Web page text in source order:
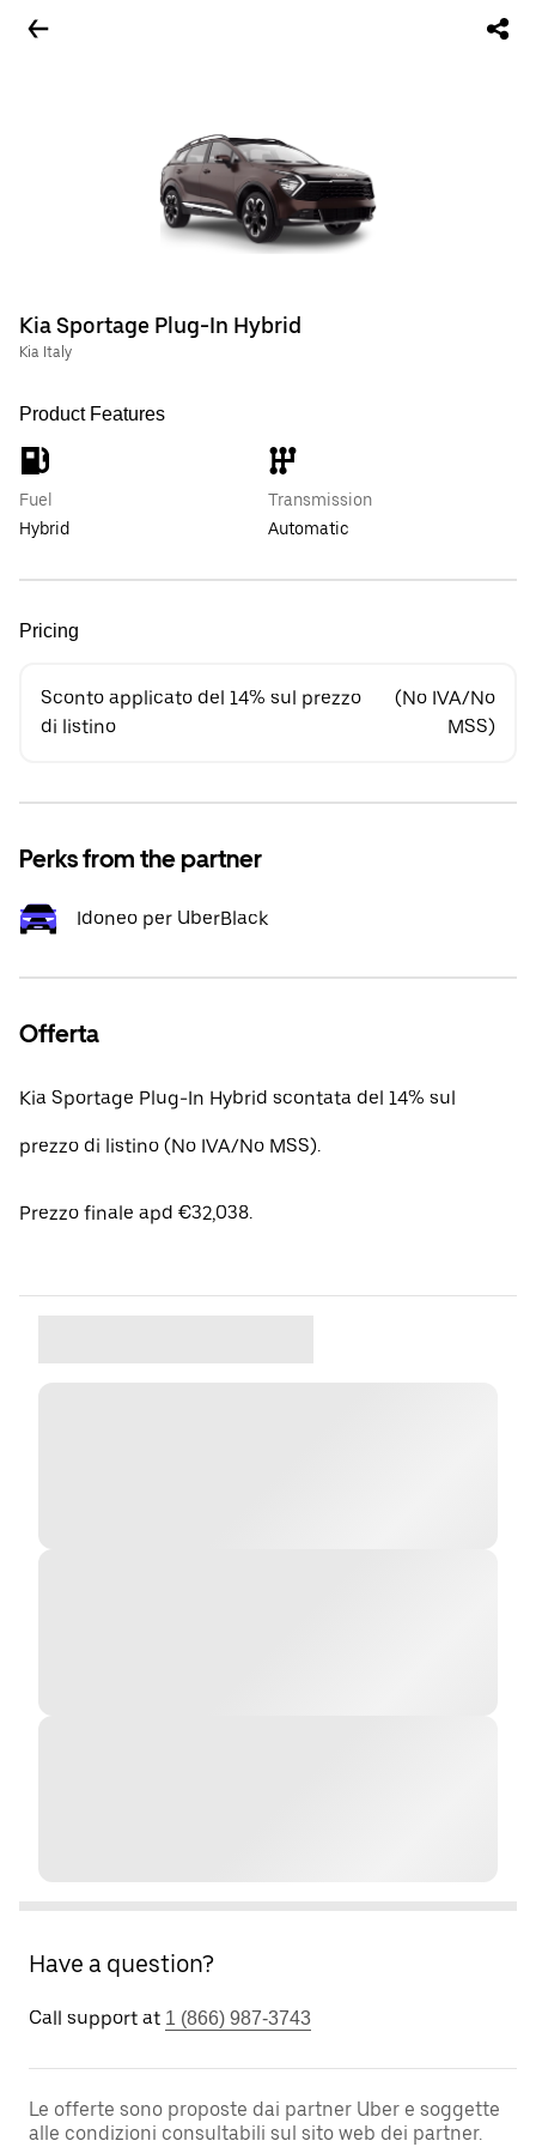
Kia Sportage Plug-In Hybrid
Kia Italy
Product Features
Fuel
Hybrid
Transmission
Automatic
Pricing
Sconto applicato del 14% sul prezzo
di listino
(No IVA/No
MSS)
Perks from the partner
Idoneo per UberBlack
Offerta
Kia Sportage Plug-In Hybrid scontata del 14% sul
prezzo di listino (No IVA/No MSS).
Prezzo finale apd €32,038.
Have a question?
Call support at 1 (866) 987-3743
Le offerte sono proposte dai partner Uber e soggette
alle condizioni consultabili sul sito web dei partner.